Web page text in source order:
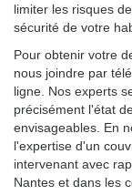
limiter les risques
sécurité de votre
Pour obtenir votre
nous joindre par
ligne. Nos experts
précisément l'état
envisageables. En
l'expertise d'un
intervenant avec
Nantes et dans les